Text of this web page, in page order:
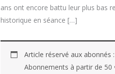
ans ont encore battu leur plus bas
historique en séance […]
Article réservé aux abonnés :
Abonnements à partir de 50